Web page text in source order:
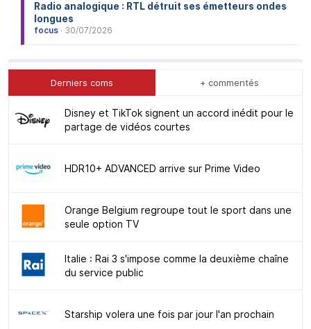
Radio analogique : RTL détruit ses émetteurs ondes
longues
focus · 30/07/2026
Derniers coms + commentés
Disney et TikTok signent un accord inédit pour le
partage de vidéos courtes
HDR10+ ADVANCED arrive sur Prime Video
Orange Belgium regroupe tout le sport dans une
seule option TV
Italie : Rai 3 s'impose comme la deuxième chaîne
du service public
Starship volera une fois par jour l'an prochain